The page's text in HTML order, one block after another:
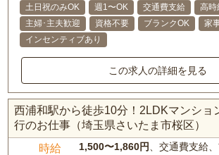
土日祝のみOK 週1〜OK 交通費支給 高時
主婦･主夫歓迎
資格不要 ブランクOK
家
インセンティブあり
この求人の詳細を見る
西浦和駅から徒歩10分！2LDKマンショ
行のお仕事（埼玉県さいたま市桜区）
時給 1,500〜1,860円 、交通費支給